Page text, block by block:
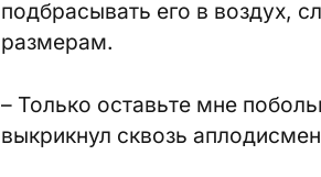
подбрасывать его в воздух,
размерам.
– Только оставьте мне
выкрикнул сквозь